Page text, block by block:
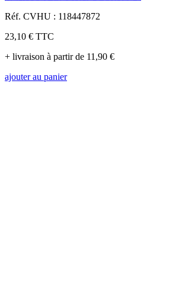
Réf. CVHU : 118447872
23,10 € TTC
+ livraison à partir de 11,90 €
ajouter au panier